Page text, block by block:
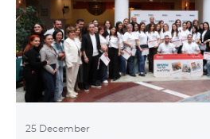
25 December